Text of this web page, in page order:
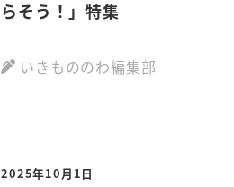
らそう！」特集
いきもののわ編集部
2025年10月1日